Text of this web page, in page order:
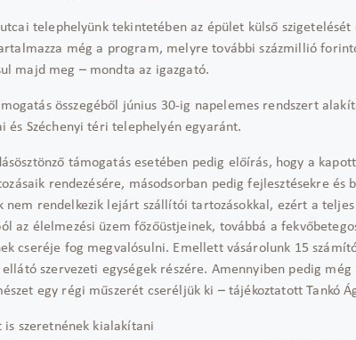
telephelyünk tekintetében az épület külső
még a program, melyre további százmillió
majd meg – mondta az igazgató.
összegéből június 30-ig napelemes rendszert
és Széchenyi téri telephelyén egyaránt.
támogatás esetében pedig előírás, hogy a
rendezésére, másodsorban pedig fejlesztésekre és
nem rendelkezik lejárt szállítói tartozásokkal, ezért a
az élelmezési üzem főzőüstjeinek, továbbá a
cseréje fog megvalósulni. Emellett vásárolunk 15
szervezeti egységek részére. Amennyiben pedig
egy régi műszerét cseréljük ki – tájékoztatott Tankó
is szeretnének kialakítani